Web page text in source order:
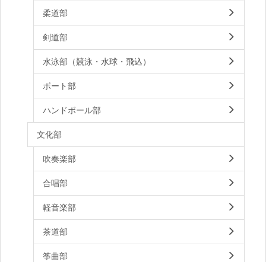
柔道部
剣道部
水泳部（競泳・水球・飛込）
ボート部
ハンドボール部
文化部
吹奏楽部
合唱部
軽音楽部
茶道部
筝曲部